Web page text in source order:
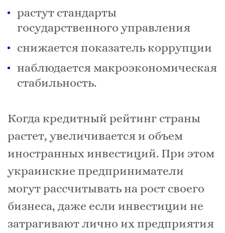
растут стандарты
государственного управления
снижается показатель коррупции
наблюдается макроэкономическая
стабильность.
Когда кредитный рейтинг страны
растет, увеличивается и объем
иностранных инвестиций. При этом
украинские предприниматели
могут рассчитывать на рост своего
бизнеса, даже если инвестиции не
затрагивают лично их предприятия